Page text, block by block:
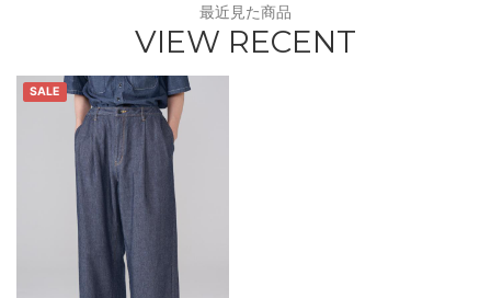
最近見た商品
VIEW RECENT
SALE